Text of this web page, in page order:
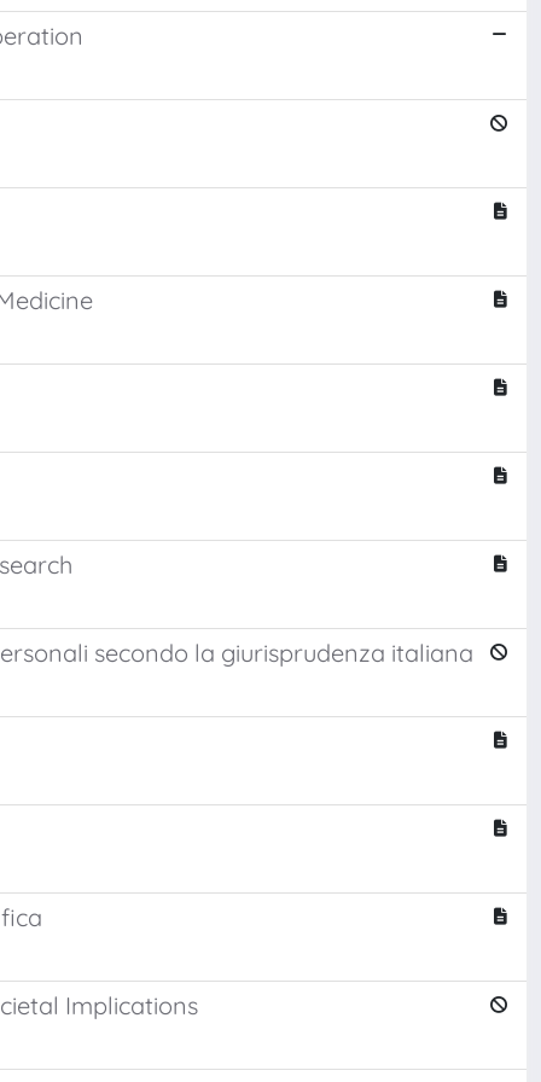
secondo la giurisprudenza italiana
Implications